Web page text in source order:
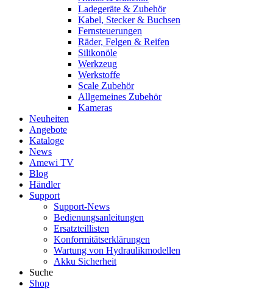
Ladegeräte & Zubehör
Kabel, Stecker & Buchsen
Fernsteuerungen
Räder, Felgen & Reifen
Silikonöle
Werkzeug
Werkstoffe
Scale Zubehör
Allgemeines Zubehör
Kameras
Neuheiten
Angebote
Kataloge
News
Amewi TV
Blog
Händler
Support
Support-News
Bedienungsanleitungen
Ersatzteillisten
Konformitätserklärungen
Wartung von Hydraulikmodellen
Akku Sicherheit
Suche
Shop